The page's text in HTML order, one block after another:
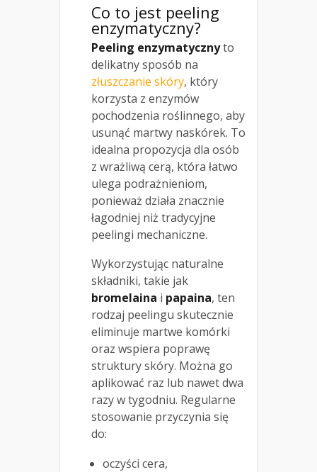
Co to jest peeling
enzymatyczny?
Peeling enzymatycznyto
delikatny sposób na
złuszczanie skóry, który
korzysta z enzymów
pochodzenia roślinnego, aby
usunąć martwy naskórek. To
idealna propozycja dla osób
z wrażliwą cerą, która łatwo
ulega podrażnieniom,
ponieważ działa znacznie
łagodniej niż tradycyjne
peelingi mechaniczne.
Wykorzystując naturalne
składniki, takie jak
bromelaina i papaina, ten
rodzaj peelingu skutecznie
eliminuje martwe komórki
oraz wspiera poprawę
struktury skóry. Można go
aplikować raz lub nawet dwa
razy w tygodniu. Regularne
stosowanie przyczynia się
do:
oczyści cera,